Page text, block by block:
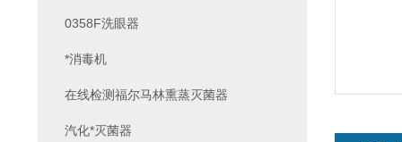
0358F洗眼器
*消毒机
在线检测福尔马林熏蒸灭菌器
汽化*灭菌器